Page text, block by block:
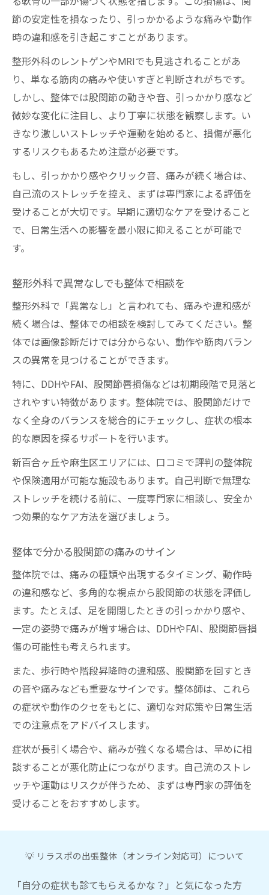
節の安定性を損なったり、引っかかるような痛みや動作
時の違和感を引き起こすことがあります。
整形外科のレントゲンやMRIでも見逃されることがあ
り、単なる筋肉の痛みや使いすぎと判断されがちです。
しかし、整体では股関節の動きや音、引っかかり感など
微妙な変化に注目し、より丁寧に状態を観察します。い
きなり激しいストレッチや運動を始めると、損傷が悪化
するリスクもあるため注意が必要です。
もし、引っかかり感やクリック音、痛みが続く場合は、
自己流のストレッチを控え、まずは専門家による評価を
受けることが大切です。早期に適切なケアを受けること
で、日常生活への影響を最小限に抑えることが可能で
す。
整形外科で異常なしでも整体で相談を
整形外科で「異常なし」と言われても、痛みや違和感が
続く場合は、整体での相談を検討してみてください。整
体では画像診断だけでは分からない、動作や筋肉バラン
スの異常を見つけることができます。
特に、DDHやFAI、股関節唇損傷などは初期段階で見落と
されやすい特徴があります。整体院では、股関節だけで
なく全身のバランスを総合的にチェックし、症状の根本
的な原因を探るサポートを行います。
新百合ヶ丘や麻生区エリアには、口コミで評判の整体院
や保険適用が可能な施設もあります。自己判断で無理な
ストレッチを続ける前に、一度専門家に相談し、安全か
つ効果的なケア方法を選びましょう。
整体で分かる股関節の痛みのサイン
整体院では、痛みの種類や出現するタイミング、動作時
の違和感など、多角的な視点から股関節の状態を評価し
ます。たとえば、足を開閉したときの引っかかり感や、
一定の姿勢で痛みが増す場合は、DDHやFAI、股関節唇損
傷の可能性も考えられます。
また、歩行時や階段昇降時の違和感、股関節を回すとき
の音や痛みなども重要なサインです。整体師は、これら
の症状や動作のクセをもとに、適切な対応策や日常生活
での注意点をアドバイスします。
症状が長引く場合や、痛みが強くなる場合は、早めに相
談することが悪化防止につながります。自己流のストレ
ッチや運動はリスクが伴うため、まずは専門家の評価を
受けることをおすすめします。
💡 リラスポの出張整体（オンライン対応可）について
「自分の症状も診てもらえるかな？」と気になった方